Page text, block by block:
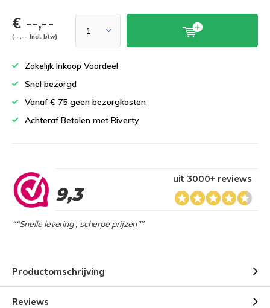
€ --,--
(--,-- Incl. btw)
Zakelijk Inkoop Voordeel
Snel bezorgd
Vanaf € 75 geen bezorgkosten
Achteraf Betalen met Riverty
9,3
uit 3000+ reviews
““Snelle levering , scherpe prijzen"”
Productomschrijving
Reviews